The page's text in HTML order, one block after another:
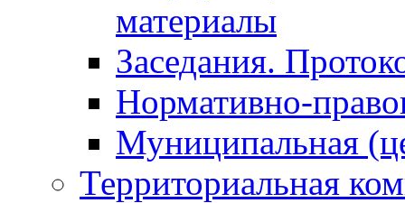
материалы
Заседания.
Нормативно-
Муниципальная
Территориальная